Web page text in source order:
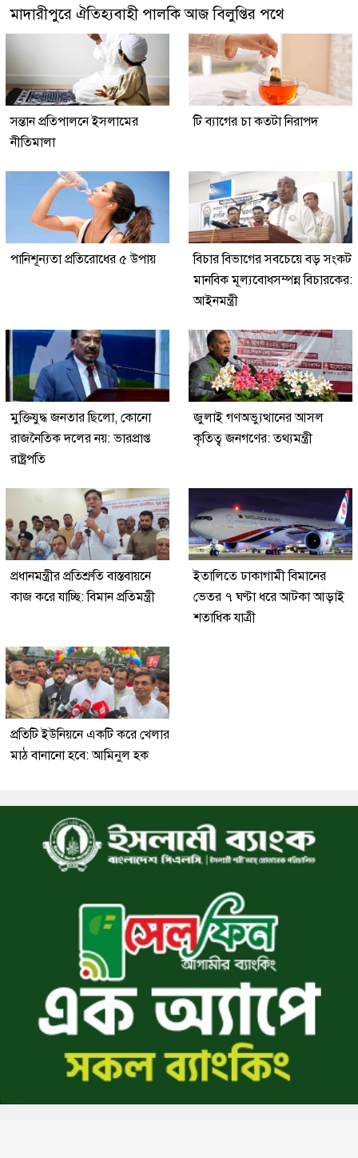
মাদারীপুরে ঐতিহ্যবাহী পালকি আজ বিলুপ্তির পথে
সন্তান প্রতিপালনে ইসলামের
নীতিমালা
টি ব্যাগের চা কতটা নিরাপদ
পানিশূন্যতা প্রতিরোধের ৫ উপায়
বিচার বিভাগের সবচেয়ে বড় সংকট
মানবিক মূল্যবোধসম্পন্ন বিচারকের:
আইনমন্ত্রী
মুক্তিযুদ্ধ জনতার ছিলো, কোনো
রাজনৈতিক দলের নয়: ভারপ্রাপ্ত
রাষ্ট্রপতি
জুলাই গণঅভ্যুত্থানের আসল
কৃতিত্ব জনগণের: তথ্যমন্ত্রী
প্রধানমন্ত্রীর প্রতিশ্রুতি বাস্তবায়নে
কাজ করে যাচ্ছি: বিমান প্রতিমন্ত্রী
ইতালিতে ঢাকাগামী বিমানের
ভেতর ৭ ঘণ্টা ধরে আটকা আড়াই
শতাধিক যাত্রী
প্রতিটি ইউনিয়নে একটি করে খেলার
মাঠ বানানো হবে: আমিনুল হক